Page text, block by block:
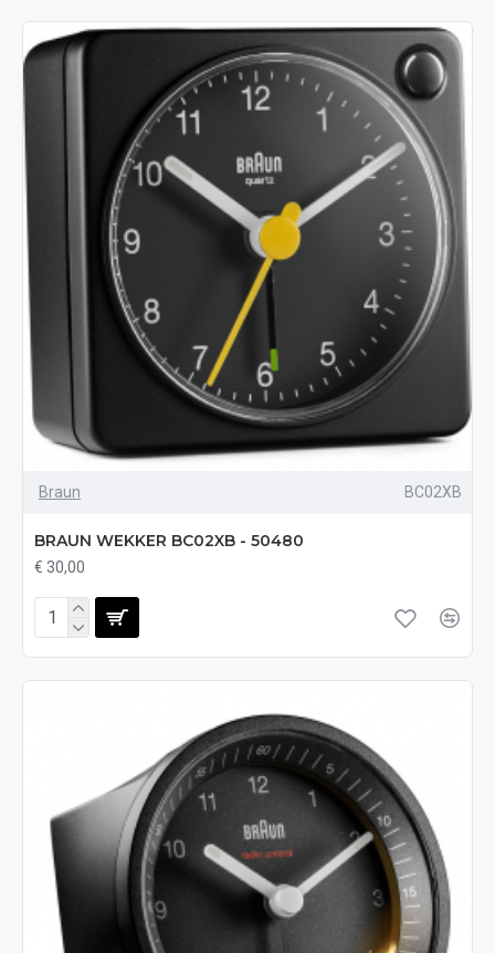
Braun BC02XB
BRAUN WEKKER BC02XB - 50480
€ 30,00